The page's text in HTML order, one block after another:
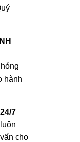
hành
7
cho